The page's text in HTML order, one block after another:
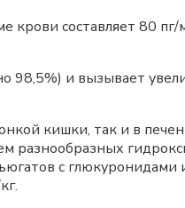
крови составляет 80 пг/
98,5%) и вызывает
кишки, так и в
разнообразных
с глюкуронидами